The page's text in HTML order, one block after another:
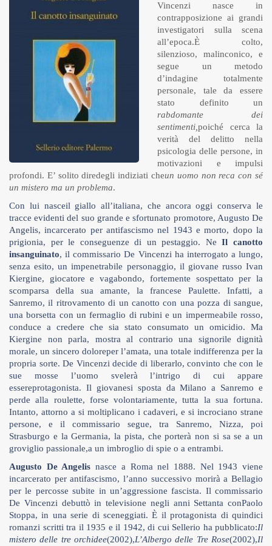
Vincenzi nasce in
contrapposizione ai grandi
investigatori sulla scena
all’epoca.È colto,
silenzioso, malinconico, e
segue un metodo
d’indagine totalmente
personale, tale da essere
stato definito un
rabdomante dei
sentimenti, poiché cerca la
verità del delitto nella
psicologia delle persone, in
motivazioni e impulsi
profondi. E’ solito diredegli indiziati cheun uomo non reca con sé
un mistero ma un problema.
Con lui nasceil giallo all’italiana, che ancora oggi conserva le
tracce evidenti del suo grande e sfortunato promotore, Augusto De
Angelis, incarcerato per antifascismo nel 1943 e morto, dopo la
prigionia, per le conseguenze di un pestaggio. NeIl canotto
insanguinato, il commissario De Vincenzi ha interrogato a lungo,
senza esito, un impenetrabile personaggio, il giovane russo Ivan
Kiergine, giocatore e vagabondo, fortemente sospettato per la
scomparsa della sua amante, la francese Paulette. Infatti, a
Sanremo, il ritrovamento di un canotto con una pozza di sangue,
una borsetta con un fermaglio di rubini e un impermeabile rosso,
conduce a credere che sia stato consumato un omicidio. Ma
Kiergine non parla, mostra al contrario una signorile dignità
morale, un sincero doloreper l’amata, una totale indifferenza per la
propria sorte. De Vincenzi decide di liberarlo, convinto che con le
sue mosse l’uomo svelerà l’intrigo di cui appare
essereprotagonista. Il giovanesi sposta da Milano a Sanremo e
perde alla roulette, forse volontariamente, tutta la sua fortuna.
Intanto, attorno a si moltiplicano i cadaveri, e si incrociano strane
persone, e il commissario segue, tra Sanremo, Nizza, poi
Strasburgo e la Germania, la pista, che porterà non si sa se a un
groviglio passionale,a un imbroglio di spie o a entrambi.
Augusto De Angelis nasce a Roma nel 1888. Nel 1943 viene
incarcerato per antifascismo, l’anno successivo morirà a Bellagio
per le percosse subite in un’aggressione fascista. Il commissario
De Vincenzi debuttò in televisione negli anni Settanta conPaolo
Stoppa, in una serie di sceneggiati. È il protagonista di quindici
romanzi scritti tra il 1935 e il 1942, di cui Sellerio ha pubblicato:Il
mistero delle tre orchidee(2002),L’Albergo delle Tre Rose(2002),Il